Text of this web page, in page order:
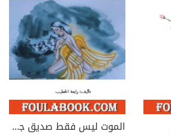
الموت ليس فقط صديق جديد تتعرف عليه في آخر العمر